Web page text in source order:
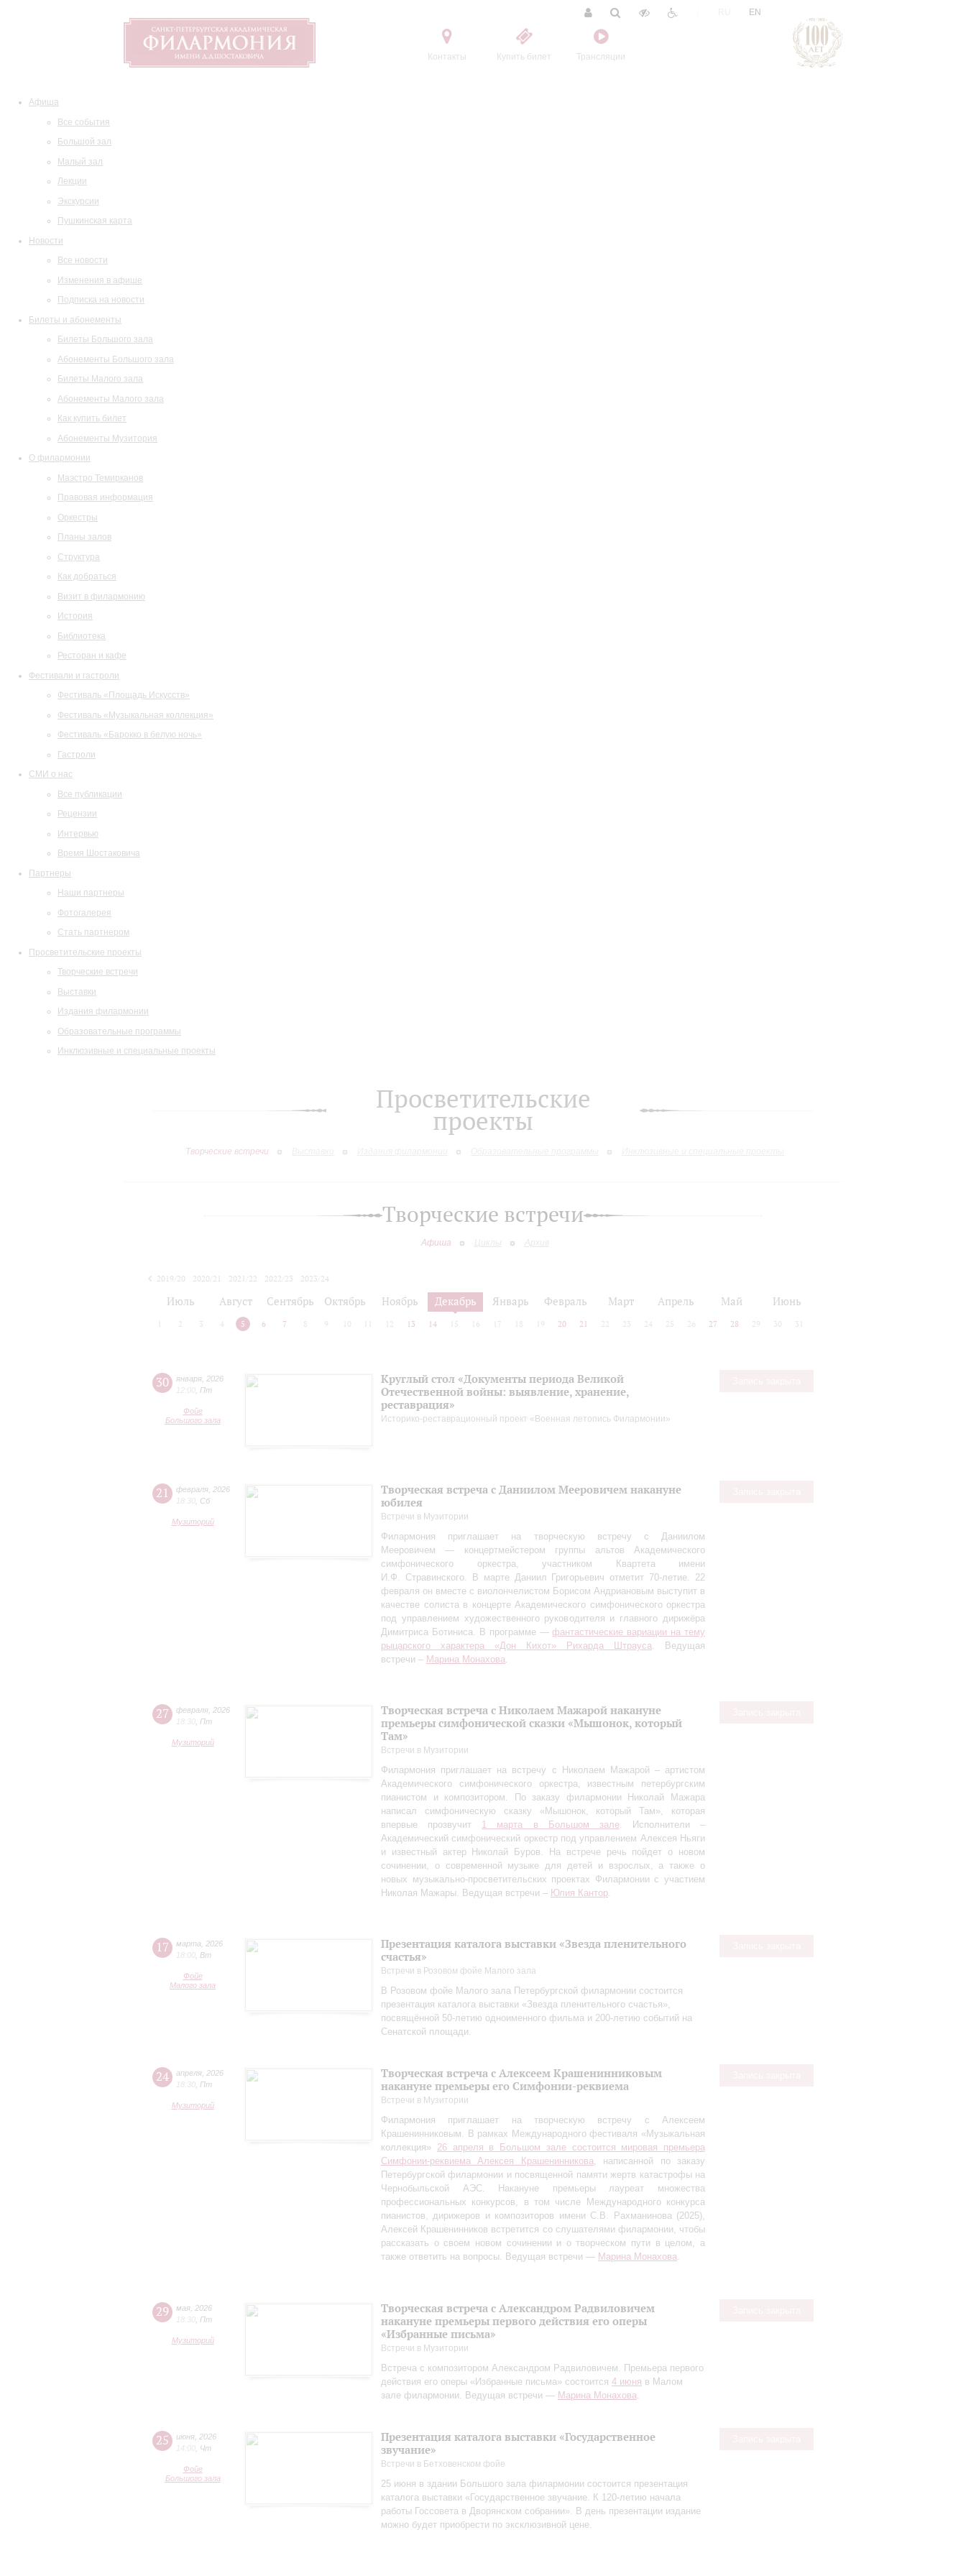
Контакты Купить билет Трансляции
EN
Афиша
Все события
Большой зал
Малый зал
Лекции
Экскурсии
Пушкинская карта
Новости
Все новости
Изменения в афише
Подписка на новости
Билеты и абонементы
Билеты Большого зала
Абонементы Большого зала
Билеты Малого зала
Абонементы Малого зала
Как купить билет
Абонементы Музитория
О филармонии
Маэстро Темирканов
Правовая информация
Оркестры
Планы залов
Структура
Как добраться
Визит в филармонию
История
Библиотека
Ресторан и кафе
Фестивали и гастроли
Фестиваль «Площадь Искусств»
Фестиваль «Музыкальная коллекция»
Фестиваль «Барокко в белую ночь»
Гастроли
СМИ о нас
Все публикации
Рецензии
Интервью
Время Шостаковича
Партнеры
Наши партнеры
Фотогалерея
Стать партнером
Просветительские проекты
Творческие встречи
Выставки
Издания филармонии
Образовательные программы
Инклюзивные и специальные проекты
Просветительские
проекты
Творческие встречи
Творческие встречи
Афиша Циклы Архив
2019/20 2020/21 2021/22 2022/23
2023/24
Июль Август Сентябрь Октябрь Ноябрь Декабрь Январь Февраль Март Апрель Май Июнь
2 3 4 5 6 7 8 9 10 12 13 14 15 16 17 18 19 20 21 22 23 24 25 26 27 28 29 30 31
30 января 2026
12:00 Пт
Фойе
Большого зала
Круглый стол «Документы периода Великой
Отечественной войны: выявление, хранение,
реставрация»
Историко-реставрационный проект «Военная летопись Филармонии»
21 февраля 2026
18:30 Сб
Музиторий
Творческая встреча с Даниилом Мееровичем накануне
юбилея
Встречи в Музитории
Филармония приглашает на творческую встречу с Даниилом
Мееровичем — концертмейстером группы альтов Академического
симфонического оркестра, участником Квартета имени
И.Ф. Стравинского. В марте Даниил Григорьевич отметит 70‑летие. 22
февраля он вместе с виолончелистом Борисом Андриановым выступит в
качестве солиста в концерте Академического симфонического оркестра
под управлением художественного руководителя и главного дирижёра
Димитриса Ботиниса. В программе — фантастические вариации на тему
рыцарского характера «Дон Кихот» Рихарда Штрауса. Ведущая
встречи – Марина Монахова.
27 февраля 2026
18:30 Пт
Музиторий
Творческая встреча с Николаем Мажарой накануне
премьеры симфонической сказки «Мышонок, который
Там»
Встречи в Музитории
Филармония приглашает на встречу с Николаем Мажарой – артистом
Академического симфонического оркестра, известным петербургским
пианистом и композитором. По заказу филармонии Николай Мажара
написал симфоническую сказку «Мышонок, который Там», которая
впервые прозвучит 1 марта в Большом зале. Исполнители –
Академический симфонический оркестр под управлением Алексея Ньяги
и известный актер Николай Буров. На встрече речь пойдет о новом
сочинении, о современной музыке для детей и взрослых, а также о
новых музыкально-просветительских проектах Филармонии с участием
Николая Мажары. Ведущая встречи – Юлия Кантор.
17 марта
2026
18:00
Вт
Фойе
Малого зала
Презентация каталога выставки «Звезда пленительного
счастья»
Встречи в Розовом фойе Малого зала
В Розовом фойе Малого зала Петербургской филармонии состоится
презентация каталога выставки «Звезда пленительного счастья»,
посвящённой 50-летию одноименного фильма и 200-летию событий на
Сенатской площади.
24 апреля 2026
18:30
Пт
Музиторий
Творческая встреча с Алексеем Крашенинниковым
накануне премьеры его Симфонии-реквиема
Встречи в Музитории
Филармония приглашает на творческую встречу с Алексеем
Крашенинниковым. В рамках Международного фестиваля «Музыкальная
коллекция» 26 апреля в Большом зале состоится мировая премьера
Симфонии-реквиема Алексея Крашенинникова, написанной по заказу
Петербургской филармонии и посвященной памяти жертв катастрофы на
Чернобыльской АЭС. Накануне премьеры лауреат множества
профессиональных конкурсов, в том числе Международного конкурса
пианистов, дирижеров и композиторов имени С.В. Рахманинова (2025),
Алексей Крашенинников встретится со слушателями филармонии, чтобы
рассказать о своем новом сочинении и о творческом пути в целом, а
также ответить на вопросы. Ведущая встречи — Марина Монахова.
29 мая 2026
18:30 Пт
Музиторий
Творческая встреча с Александром Радвиловичем
накануне премьеры первого действия его оперы
«Избранные письма»
Встречи в Музитории
Встреча с композитором Александром Радвиловичем. Премьера первого
действия его оперы «Избранные письма» состоится 4 июня в Малом
зале филармонии. Ведущая встречи — Марина Монахова
25 июня 2026
14:00 Чт
Фойе
Большого зала
Презентация каталога выставки «Государственное
звучание»
Встречи в Бетховенском фойе
25 июня в здании Большого зала филармонии состоится презентация
каталога выставки «Государственное звучание. К 120‑летию начала
работы Госсовета в Дворянском собрании». В день презентации издание
можно будет приобрести по эксклюзивной цене.